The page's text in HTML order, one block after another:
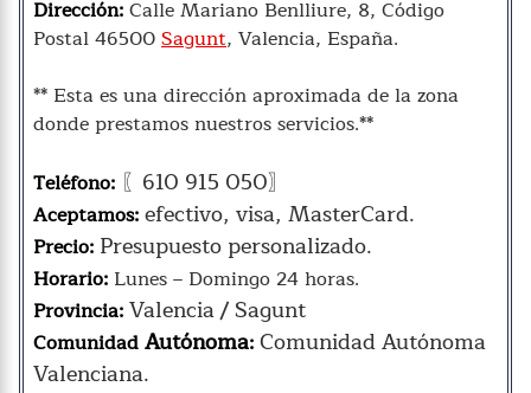
Dirección:Calle Mariano Benlliure, 8, Código
Postal 46500Sagunt, Valencia, España.
** Esta es una dirección aproximada de la zona
donde prestamos nuestros servicios.**
Teléfono: 〖610 915 050〗
Aceptamos:efectivo, visa, MasterCard.
Precio: Presupuesto personalizado.
Horario: Lunes – Domingo 24 horas.
Provincia:Valencia / Sagunt
ComunidadAutónoma:Comunidad Autónoma
Valenciana.